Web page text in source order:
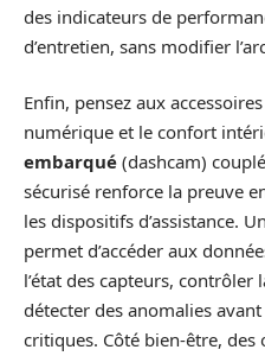
des indicateurs de
d’entretien, sans modifier
Enfin, pensez aux
numérique et le confort
embarqué (dashcam)
sécurisé renforce la preuve
les dispositifs d’assistance. Un
permet d’accéder aux
l’état des capteurs,
détecter des anomalies
critiques. Côté bien-être, des